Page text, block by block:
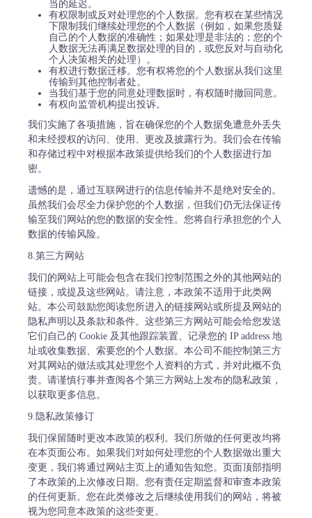
当的延迟。
有权限制或反对处理您的个人数据。您有权在某些情况
下限制我们继续处理您的个人数据（例如，如果您质疑
自己的个人数据的准确性；如果处理是非法的；您的个
人数据无法再满足数据处理的目的，或您反对与自动化
个人决策相关的处理）。
有权进行数据迁移。您有权将您的个人数据从我们这里
传输到其他控制者处。
当我们基于您的同意处理数据时，有权随时撤回同意。
有权向监管机构提出投诉。
我们实施了各项措施，旨在确保您的个人数据免遭意外丢失
和未经授权的访问、使用、更改及披露行为。我们会在传输
和存储过程中对根据本政策提供给我们的个人数据进行加
密。
遗憾的是，通过互联网进行的信息传输并不是绝对安全的。
虽然我们会尽全力保护您的个人数据，但我们仍无法保证传
输至我们网站的您的数据的安全性。您将自行承担您的个人
数据的传输风险。
8.第三方网站
我们的网站上可能会包含在我们控制范围之外的其他网站的
链接，或提及这些网站。请注意，本政策不适用于此类网
站。本公司鼓励您阅读您所进入的链接网站或所提及网站的
隐私声明以及条款和条件。这些第三方网站可能会给您发送
它们自己的 Cookie 及其他跟踪装置、记录您的 IP address 地
址或收集数据、索要您的个人数据。本公司不能控制第三方
对其网站的做法或其处理您个人资料的方式，并对此概不负
责。请谨慎行事并查阅各个第三方网站上发布的隐私政策，
以获取更多信息。
9.隐私政策修订
我们保留随时更改本政策的权利。我们所做的任何更改均将
在本页面公布。如果我们对如何处理您的个人数据做出重大
变更，我们将通过网站主页上的通知告知您。页面顶部指明
了本政策的上次修改日期。您有责任定期监督和审查本政策
的任何更新。您在此类修改之后继续使用我们的网站，将被
视为您同意本政策的这些变更。